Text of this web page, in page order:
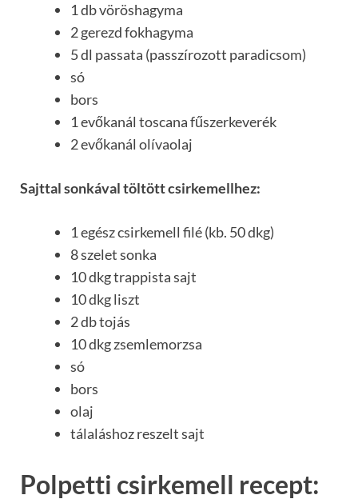
1 db vöröshagyma
2 gerezd fokhagyma
5 dl passata (passzírozott paradicsom)
só
bors
1 evőkanál toscana fűszerkeverék
2 evőkanál olívaolaj
Sajttal sonkával töltött csirkemellhez:
1 egész csirkemell filé (kb. 50 dkg)
8 szelet sonka
10 dkg trappista sajt
10 dkg liszt
2 db tojás
10 dkg zsemlemorzsa
só
bors
olaj
tálaláshoz reszelt sajt
Polpetti csirkemell recept: